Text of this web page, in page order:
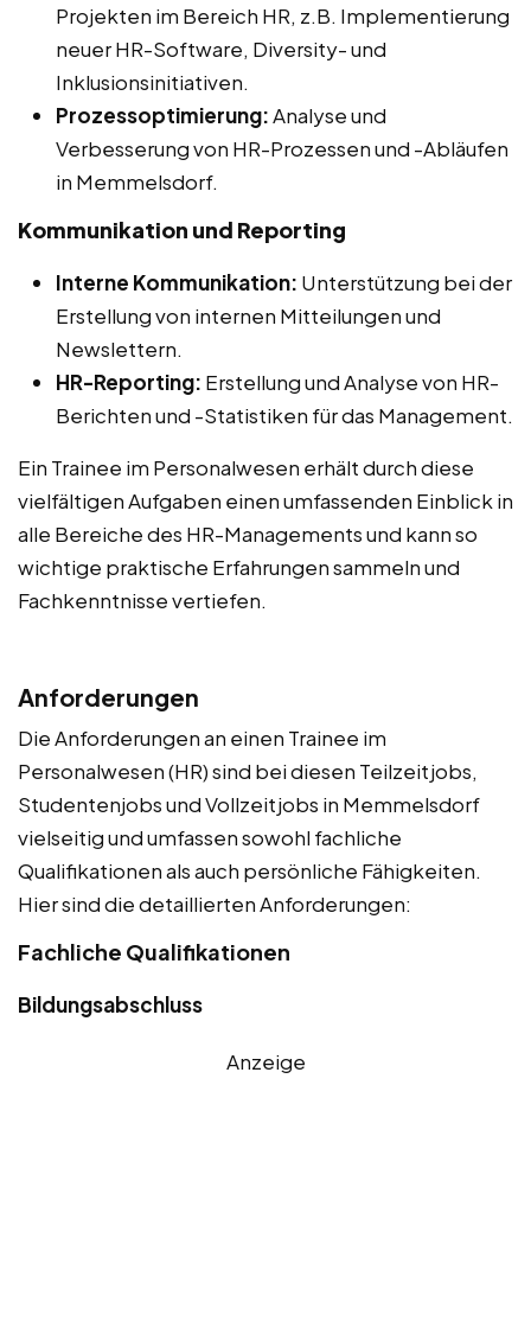
Projekten im Bereich HR, z.B. Implementierung
neuer HR-Software, Diversity- und
Inklusionsinitiativen.
Prozessoptimierung:Analyse und
Verbesserung von HR-Prozessen und -Abläufen
in Memmelsdorf.
Kommunikation und Reporting
Interne Kommunikation: Unterstützung bei der
Erstellung von internen Mitteilungen und
Newslettern.
HR-Reporting: Erstellung und Analyse von HR-
Berichten und -Statistiken für das Management.
Ein Trainee im Personalwesen erhält durch diese
vielfältigen Aufgaben einen umfassenden Einblick in
alle Bereiche des HR-Managements und kann so
wichtige praktische Erfahrungen sammeln und
Fachkenntnisse vertiefen.
Anforderungen
Die Anforderungen an einen Trainee im
Personalwesen (HR) sind bei diesen Teilzeitjobs,
Studentenjobs und Vollzeitjobs in Memmelsdorf
vielseitig und umfassen sowohl fachliche
Qualifikationen als auch persönliche Fähigkeiten.
Hier sind die detaillierten Anforderungen:
Fachliche Qualifikationen
Bildungsabschluss
Anzeige